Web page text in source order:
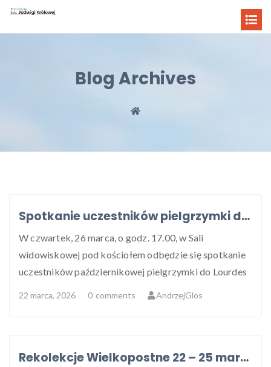
Blog Archives
Spotkanie uczestników pielgrzymki do Lourdes
W czwartek, 26 marca, o godz. 17.00, w Sali
widowiskowej pod kościołem odbędzie się spotkanie
uczestników październikowej pielgrzymki do Lourdes
22 marca, 2026 0 comments AndrzejGlos
Rekolekcje Wielkopostne 22 – 25 marca 2026 r.